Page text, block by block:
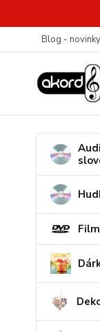
Blog -